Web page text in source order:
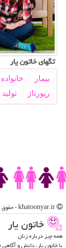
تگهای خاتون یار
بیمار خانواده
رپورتاژ
تولید
خاتون یار
همه چیز درباره زنان
با خاتون یار، دانش و